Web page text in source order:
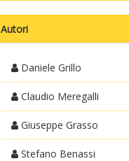
Autori
Daniele Grillo
Claudio Meregalli
Giuseppe Grasso
Stefano Benassi